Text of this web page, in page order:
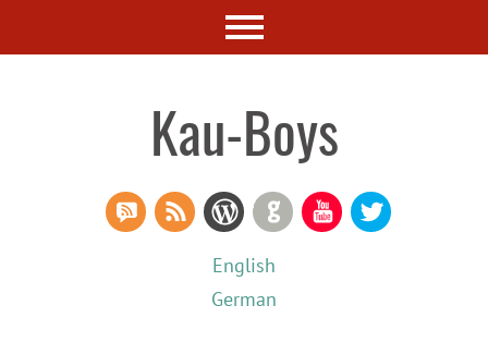
Kau-Boys
YouTube
GitHub
WordPress
RSS Feed
RSS Comments
English
German